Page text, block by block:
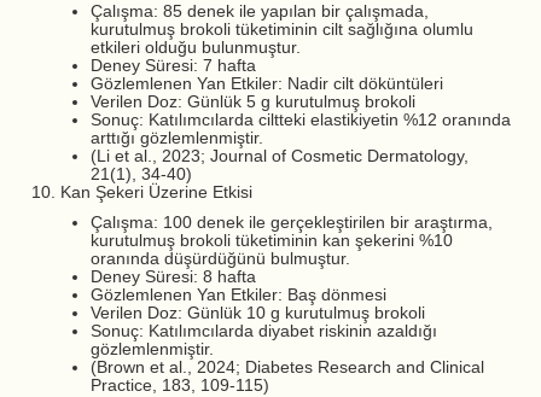
Çalışma: 85 denek ile yapılan bir çalışmada,
kurutulmuş brokoli tüketiminin cilt sağlığına olumlu
etkileri olduğu bulunmuştur.
Deney Süresi: 7 hafta
Gözlemlenen Yan Etkiler: Nadir cilt döküntüleri
Verilen Doz: Günlük 5 g kurutulmuş brokoli
Sonuç: Katılımcılarda ciltteki elastikiyetin %12 oranında
arttığı gözlemlenmiştir.
(Li et al., 2023; Journal of Cosmetic Dermatology,
21(1), 34-40)
Kan Şekeri Üzerine Etkisi
Çalışma: 100 denek ile gerçekleştirilen bir araştırma,
kurutulmuş brokoli tüketiminin kan şekerini %10
oranında düşürdüğünü bulmuştur.
Deney Süresi: 8 hafta
Gözlemlenen Yan Etkiler: Baş dönmesi
Verilen Doz: Günlük 10 g kurutulmuş brokoli
Sonuç: Katılımcılarda diyabet riskinin azaldığı
gözlemlenmiştir.
(Brown et al., 2024; Diabetes Research and Clinical
Practice, 183, 109-115)